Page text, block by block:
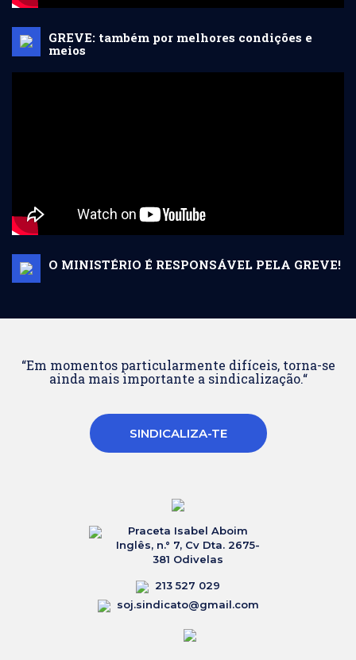
GREVE: também por melhores condições e
meios
O MINISTÉRIO É RESPONSÁVEL PELA GREVE!
“Em momentos particularmente difíceis, torna-se
ainda mais importante a sindicalização.“
SINDICALIZA-TE
Praceta Isabel Aboim
Inglês, n.° 7, Cv Dta. 2675-
381 Odivelas
213 527 029
soj.sindicato@gmail.com